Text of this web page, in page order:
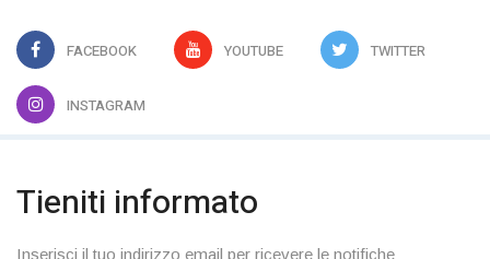
FACEBOOK YOUTUBE TWITTER
INSTAGRAM
Tieniti informato
Inserisci il tuo indirizzo email per ricevere le notifiche